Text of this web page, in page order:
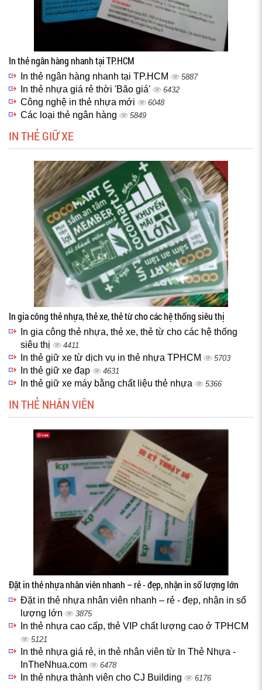
In thẻ ngân hàng nhanh tại TP.HCM
In thẻ ngân hàng nhanh tại TP.HCM 5887
In thẻ nhựa giá rẻ thời 'Bão giá' 6432
Công nghệ in thẻ nhựa mới 6048
Các loại thẻ ngân hàng 5849
IN THẺ GIỮ XE
In gia công thẻ nhựa, thẻ xe, thẻ từ cho các hệ thống siêu thị
In gia công thẻ nhựa, thẻ xe, thẻ từ cho các hệ thống
siêu thị
4411
In thẻ giữ xe từ dịch vụ in thẻ nhựa TPHCM 5703
In thẻ giữ xe đạp 4631
In thẻ giữ xe máy bằng chất liệu thẻ nhựa 5366
IN THẺ NHÂN VIÊN
Đặt in thẻ nhựa nhân viên nhanh – rẻ - đẹp, nhận in số lượng lớn
Đặt in thẻ nhựa nhân viên nhanh – rẻ - đẹp, nhận in số
lượng lớn
3875
In thẻ nhựa cao cấp, thẻ VIP chất lượng cao ở TPHCM
5121
In thẻ nhựa giá rẻ, in thẻ nhân viên từ In Thẻ Nhựa -
InTheNhua.com
6478
In thẻ nhựa thành viên cho CJ Building 6176